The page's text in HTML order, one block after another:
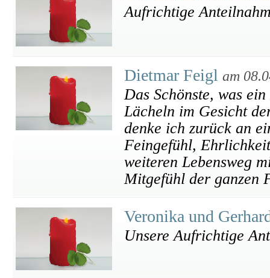
Aufrichtige
Dietmar Feigl am
Das Schönste, was
Lächeln im Gesicht
denke ich zurück an
Feingefühl,
weiteren Lebensweg
Mitgefühl der ganzen
Veronika und
Unsere Aufrichtige